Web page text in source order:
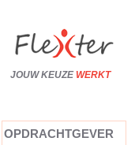
JOUW KEUZE WERKT
OPDRACHTGEVER